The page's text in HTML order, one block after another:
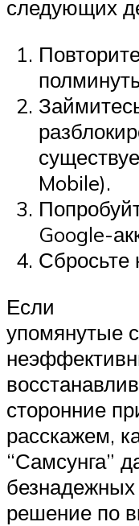
следующих
Mobile).
Google-
Сбросьте
Если
упомянутые
сторонние
расскажем,
“Самсунга”
решение по